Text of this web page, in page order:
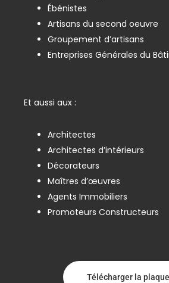
Ébénistes
Artisans du second oeuvre
Groupement d’artisans
Entreprises Générales du
Et aussi aux :
Architectes
Architectes d’intérieurs
Décorateurs
Maîtres d’œuvres
Agents Immobiliers
Promoteurs Constructeurs
Télécharger la